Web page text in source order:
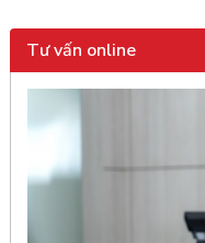
Tư vấn online